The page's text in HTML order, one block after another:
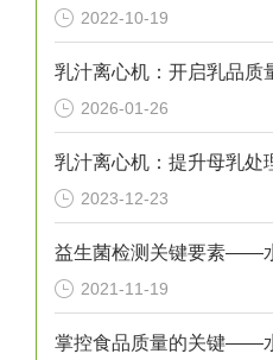
2022-10-19
2026-01-26
2023-12-23
益生菌检测关键要素——
2021-11-19
掌控食品质量的关键——